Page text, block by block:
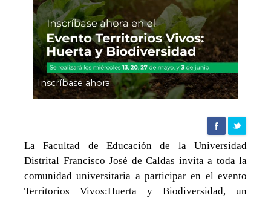
Agencia
de
noticias
UD
Inscríbase ahora
La Facultad de Educación de la Universidad
Distrital Francisco José de Caldas invita a toda la
comunidad universitaria a participar en el evento
Territorios Vivos:Huerta y Biodiversidad, un